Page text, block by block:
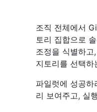
조직 전체에서
토리 집합으로
조정을 식별하
지토리를 선택
파일럿에 성공
리 보여주고, 실